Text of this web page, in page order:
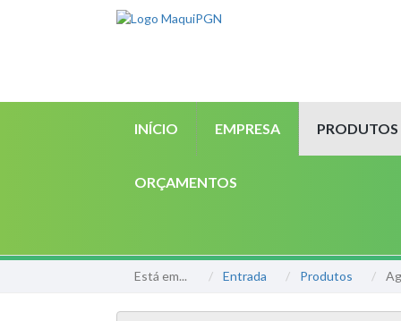
INÍCIO EMPRESA PRODUTOS
ORÇAMENTOS
Está em... Entrada Produtos